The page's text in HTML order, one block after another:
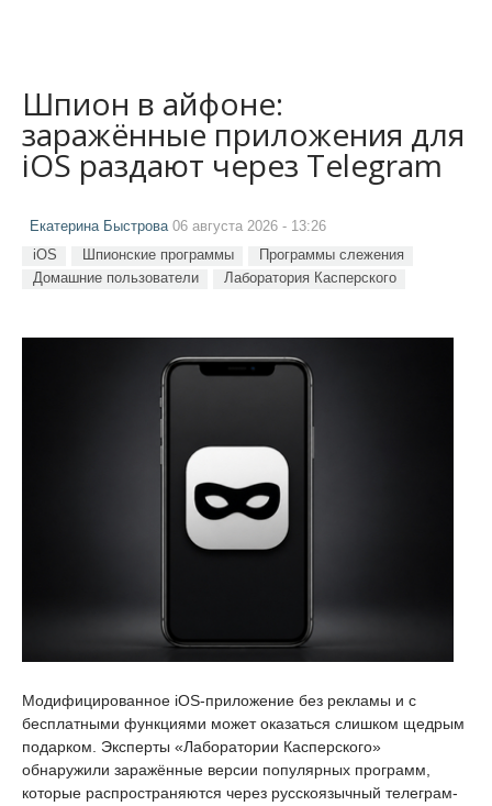
Шпион в айфоне:
заражённые приложения для
iOS раздают через Telegram
Екатерина Быстрова06 августа 2026 - 13:26
iOS Шпионские программы
Программы слежения
Домашние пользователи
Лаборатория Касперского
Модифицированное iOS-приложение без рекламы и с
бесплатными функциями может оказаться слишком щедрым
подарком. Эксперты «Лаборатории Касперского»
обнаружили заражённые версии популярных программ,
которые распространяются через русскоязычный телеграм-